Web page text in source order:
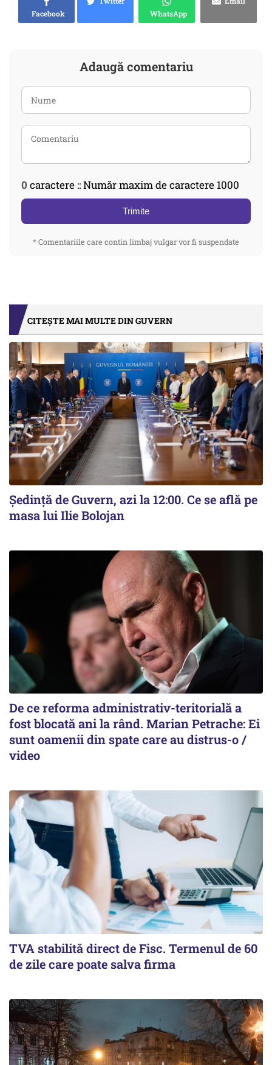
Facebook
WhatsApp
Adaugă comentariu
0 caractere :: Număr maxim de caractere 1000
Trimite
* Comentariile care contin limbaj vulgar vor fi suspendate
CITEȘTE MAI MULTE DIN GUVERN
Ședință de Guvern, azi la 12:00. Ce se află pe
masa lui Ilie Bolojan
De ce reforma administrativ-teritorială a
fost blocată ani la rând. Marian Petrache: Ei
sunt oamenii din spate care au distrus-o /
video
TVA stabilită direct de Fisc. Termenul de 60
de zile care poate salva firma